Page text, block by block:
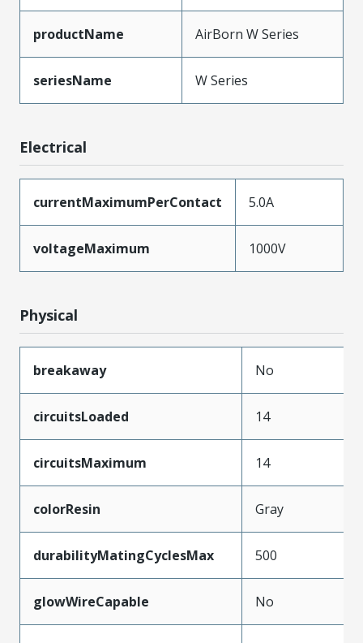
productName AirBorn W Series
seriesName W Series
Electrical
currentMaximumPerContact 5.0A
voltageMaximum 1000V
Physical
breakaway No
circuitsLoaded 14
circuitsMaximum 14
colorResin Gray
durabilityMatingCyclesMax 500
glowWireCapable No